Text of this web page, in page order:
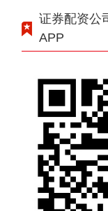
证券配资公
APP